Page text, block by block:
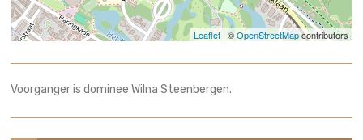
Leaflet| ©OpenStreetMapcontributors
Voorganger is dominee Wilna Steenbergen.